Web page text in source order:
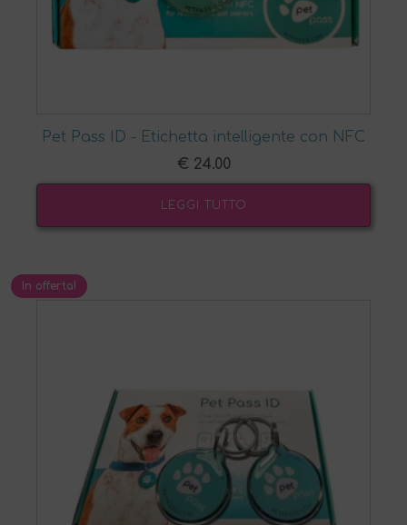
Pet Pass ID - Etichetta intelligente con NFC
€ 24.00
LEGGI TUTTO
In offerta!